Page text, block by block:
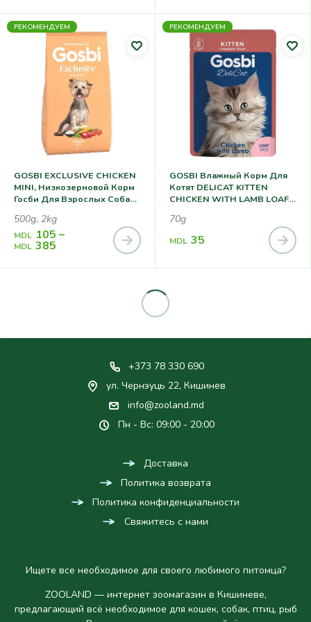
РЕКОМЕНДУЕМ
GOSBI EXCLUSIVE CHICKEN
MINI, Низкозерновой Корм
Госби Для Взрослых Собак
500g, 2kg
MDL 105 –
MDL 385
РЕКОМЕНДУЕМ
GOSBI Влажный Корм Для
Котят DELICAT KITTEN
CHICKEN WITH LAMB LOAF
70g
MDL 35
GOSBI EXCLUSIVE GRAIN
GOSBI EXCLUSIVE PUPPY
115
MDL 990